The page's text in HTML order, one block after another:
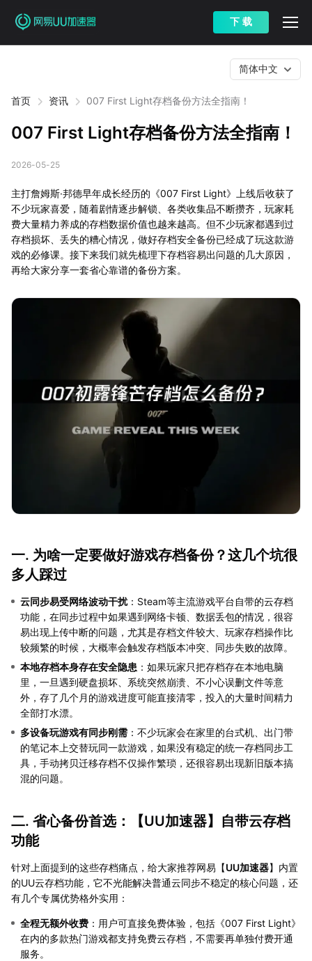
下 载
首页 资讯 007 First Light存档备份方法全指南！
简体中文
007 First Light存档备份方法全指南！
2026-05-25
主打詹姆斯·邦德早年成长经历的《007 First Light》上线后收获了
不少玩家喜爱，随着剧情逐步解锁、各类收集品不断攒齐，玩家耗
费大量精力养成的存档数据价值也越来越高。但不少玩家都遇到过
存档损坏、丢失的糟心情况，做好存档安全备份已经成了玩这款游
戏的必修课。接下来我们就先梳理下存档容易出问题的几大原因，
再给大家分享一套省心靠谱的备份方案。
一. 为啥一定要做好游戏存档备份？这几个坑很
多人踩过
云同步易受网络波动干扰：Steam等主流游戏平台自带的云存档
功能，在同步过程中如果遇到网络卡顿、数据丢包的情况，很容
易出现上传中断的问题，尤其是存档文件较大、玩家存档操作比
较频繁的时候，大概率会触发存档版本冲突、同步失败的故障。
本地存档本身存在安全隐患 ：如果玩家只把存档存在本地电脑
里，一旦遇到硬盘损坏、系统突然崩溃、不小心误删文件等意
外，存了几个月的游戏进度可能直接清零，投入的大量时间精力
全部打水漂。
多设备玩游戏有同步刚需 ：不少玩家会在家里的台式机、出门带
的笔记本上交替玩同一款游戏，如果没有稳定的统一存档同步工
具，手动拷贝迁移存档不仅操作繁琐，还很容易出现新旧版本搞
混的问题。
二. 省心备份首选：【UU加速器】自带云存档
功能
针对上面提到的这些存档痛点，给大家推荐网易【UU加速器】内置
的UU云存档功能，它不光能解决普通云同步不稳定的核心问题，还
有几个专属优势格外实用：
全程无额外收费 ：用户可直接免费体验，包括《007 First Light》
在内的多款热门游戏都支持免费云存档，不需要再单独付费开通
服务。